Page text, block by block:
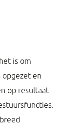
is om
opgezet en
op resultaat